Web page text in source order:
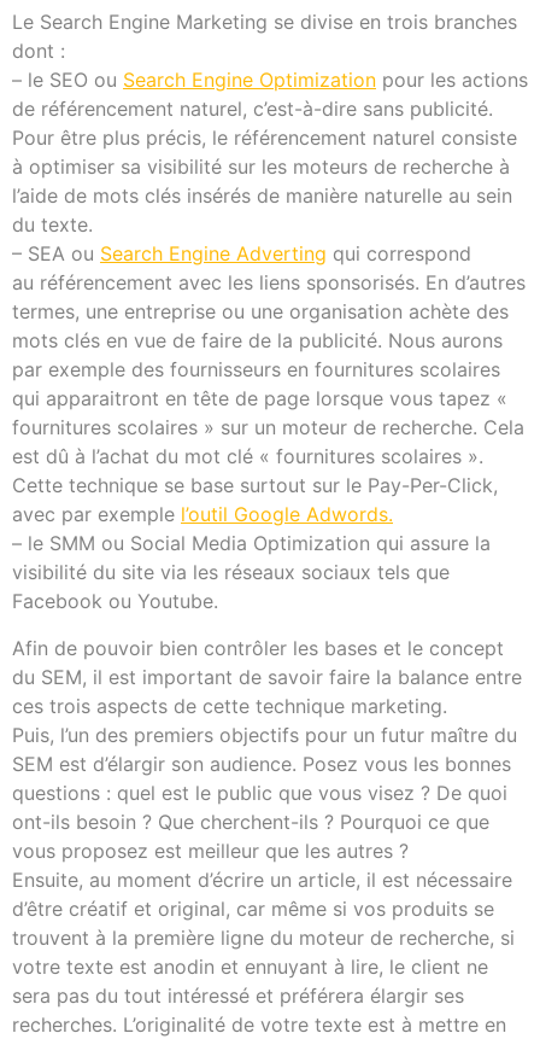
Le Search Engine Marketing se divise en trois branches
dont :
– le SEO ou Search Engine Optimization pour les actions
de référencement naturel, c’est-à-dire sans publicité.
Pour être plus précis, le référencement naturel consiste
à optimiser sa visibilité sur les moteurs de recherche à
l’aide de mots clés insérés de manière naturelle au sein
du texte.
– SEA ou Search Engine Adverting qui correspond
au référencement avec les liens sponsorisés. En d’autres
termes, une entreprise ou une organisation achète des
mots clés en vue de faire de la publicité. Nous aurons
par exemple des fournisseurs en fournitures scolaires
qui apparaitront en tête de page lorsque vous tapez «
fournitures scolaires » sur un moteur de recherche. Cela
est dû à l’achat du mot clé « fournitures scolaires ».
Cette technique se base surtout sur le Pay-Per-Click,
avec par exemple l’outil Google Adwords.
– le SMM ou Social Media Optimization qui assure la
visibilité du site via les réseaux sociaux tels que
Facebook ou Youtube.
Afin de pouvoir bien contrôler les bases et le concept
du SEM, il est important de savoir faire la balance entre
ces trois aspects de cette technique marketing.
Puis, l’un des premiers objectifs pour un futur maître du
SEM est d’élargir son audience. Posez vous les bonnes
questions : quel est le public que vous visez ? De quoi
ont-ils besoin ? Que cherchent-ils ? Pourquoi ce que
vous proposez est meilleur que les autres ?
Ensuite, au moment d’écrire un article, il est nécessaire
d’être créatif et original, car même si vos produits se
trouvent à la première ligne du moteur de recherche, si
votre texte est anodin et ennuyant à lire, le client ne
sera pas du tout intéressé et préférera élargir ses
recherches. L’originalité de votre texte est à mettre en